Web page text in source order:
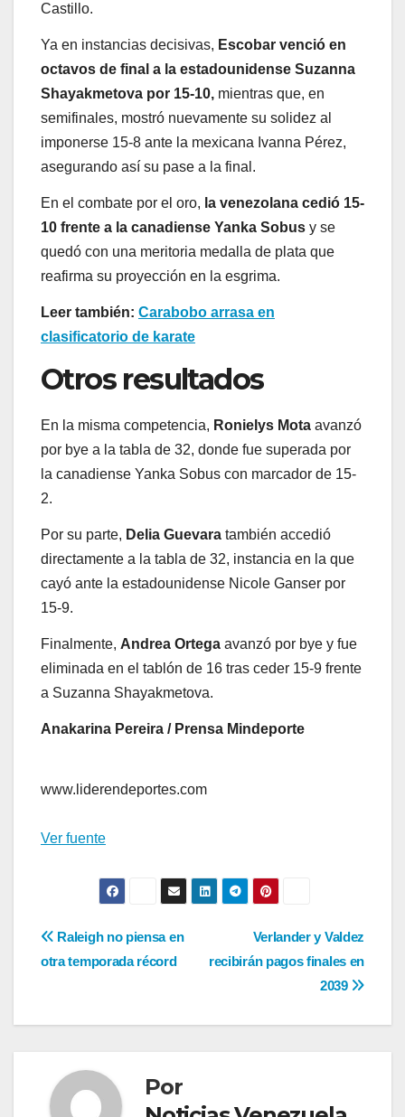
Castillo.
Ya en instancias decisivas, Escobar venció en
octavos de final a la estadounidense Suzanna
Shayakmetova por 15-10, mientras que, en
semifinales, mostró nuevamente su solidez al
imponerse 15-8 ante la mexicana Ivanna Pérez,
asegurando así su pase a la final.
En el combate por el oro, la venezolana cedió 15-
10 frente a la canadiense Yanka Sobus y se
quedó con una meritoria medalla de plata que
reafirma su proyección en la esgrima.
Leer también: Carabobo arrasa en
clasificatorio de karate
Otros resultados
En la misma competencia, Ronielys Mota avanzó
por bye a la tabla de 32, donde fue superada por
la canadiense Yanka Sobus con marcador de 15-
2.
Por su parte, Delia Guevara también accedió
directamente a la tabla de 32, instancia en la que
cayó ante la estadounidense Nicole Ganser por
15-9.
Finalmente, Andrea Ortega avanzó por bye y fue
eliminada en el tablón de 16 tras ceder 15-9 frente
a Suzanna Shayakmetova.
Anakarina Pereira / Prensa Mindeporte
www.liderendeportes.com
Ver fuente
Navegación
entradas
Verlander y Valdez
recibirán pagos finales en
2039
Raleigh no piensa en
otra temporada récord
Por